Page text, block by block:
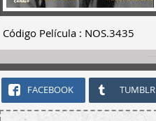
Código Película : NOS.3435
FACEBOOK TUMBLR